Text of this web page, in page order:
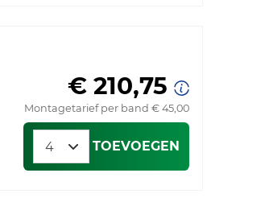
€ 210,75
Montagetarief per band € 45,00
TOEVOEGEN